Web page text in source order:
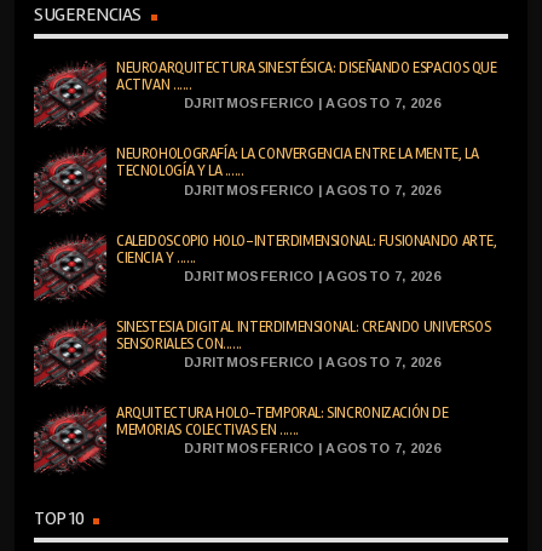
SUGERENCIAS
NEUROARQUITECTURA SINESTÉSICA: DISEÑANDO ESPACIOS QUE
ACTIVAN ......
DJRITMOSFERICO | AGOSTO 7, 2026
NEUROHOLOGRAFÍA: LA CONVERGENCIA ENTRE LA MENTE, LA
TECNOLOGÍA Y LA ......
DJRITMOSFERICO | AGOSTO 7, 2026
CALEIDOSCOPIO HOLO-INTERDIMENSIONAL: FUSIONANDO ARTE,
CIENCIA Y ......
DJRITMOSFERICO | AGOSTO 7, 2026
SINESTESIA DIGITAL INTERDIMENSIONAL: CREANDO UNIVERSOS
SENSORIALES CON......
DJRITMOSFERICO | AGOSTO 7, 2026
ARQUITECTURA HOLO-TEMPORAL: SINCRONIZACIÓN DE
MEMORIAS COLECTIVAS EN ......
DJRITMOSFERICO | AGOSTO 7, 2026
TOP 10